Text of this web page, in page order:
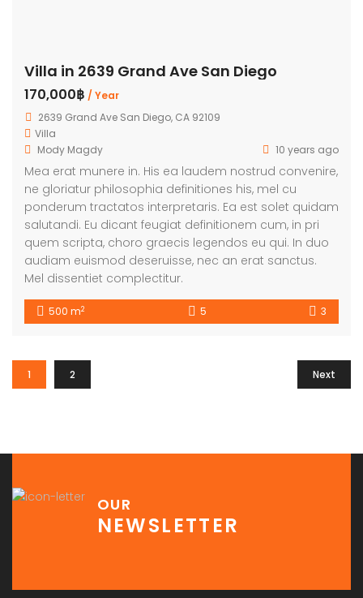
Villa in 2639 Grand Ave San Diego
170,000฿ / Year
2639 Grand Ave San Diego, CA 92109
Villa
Mody Magdy
10 years ago
Mea erat munere in. His ea laudem nostrud convenire,
ne gloriatur philosophia definitiones his, mel cu
ponderum tractatos interpretaris. Ea est solet quidam
salutandi. Eu dicant feugiat definitionem cum, in pri
quem scripta, choro graecis legendos eu qui. In duo
audiam euismod deseruisse, nec an erat sanctus.
Mel dissentiet complectitur.
500 m2 5 3
1 2 Next
OUR
NEWSLETTER